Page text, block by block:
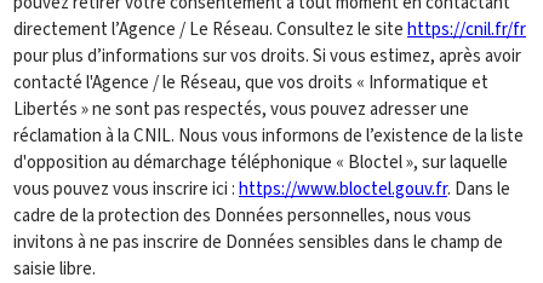
directement l’Agence / Le Réseau. Consultez le sitehttps://cnil.fr/fr
pour plus d’informations sur vos droits. Si vous estimez, après avoir
contacté l'Agence / le Réseau, que vos droits « Informatique et
Libertés » ne sont pas respectés, vous pouvez adresser une
réclamation à la CNIL. Nous vous informons de l’existence de la liste
d'opposition au démarchage téléphonique « Bloctel », sur laquelle
vous pouvez vous inscrire ici :https://www.bloctel.gouv.fr. Dans le
cadre de la protection des Données personnelles, nous vous
invitons à ne pas inscrire de Données sensibles dans le champ de
saisie libre.